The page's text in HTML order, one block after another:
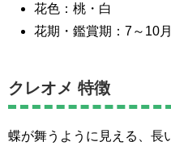
花色：桃・白
花期・鑑賞期：7～10月
クレオメ 特徴
蝶が舞うように見える、長